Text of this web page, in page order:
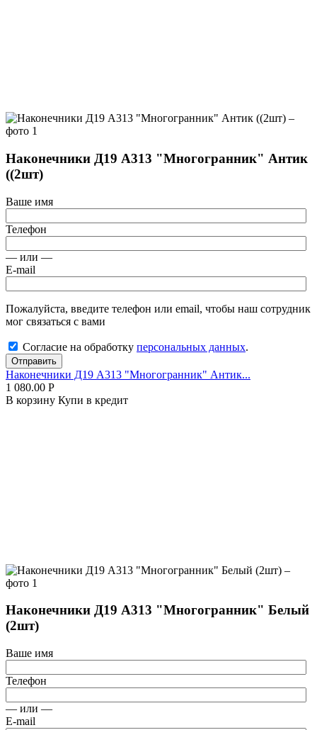
Наконечники Д19 А313 "Многогранник" Антик
((2шт)
Ваше имя
Телефон
— или —
E-mail
Пожалуйста, введите телефон или email, чтобы наш сотрудник
мог связаться с вами
Согласие на обработку персональных данных.
Отправить
Наконечники Д19 А313 "Многогранник" Антик...
1 080.00 Р
В корзину Купи в кредит
Наконечники Д19 А313 "Многогранник" Белый
(2шт)
Ваше имя
Телефон
— или —
E-mail